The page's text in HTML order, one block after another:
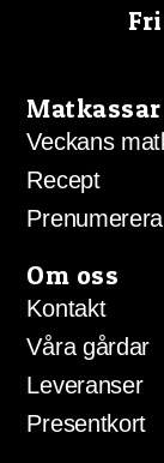
Matkassar
Veckans
Recept
Prenumerera
Om oss
Kontakt
Våra gårdar
Leveranser
Presentkort